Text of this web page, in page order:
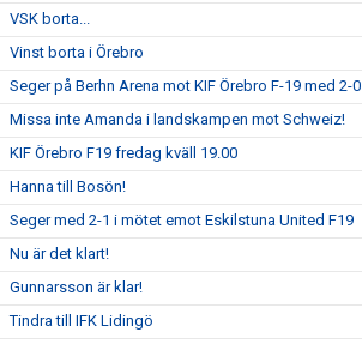
VSK borta...
Vinst borta i Örebro
Seger på Berhn Arena mot KIF Örebro F-19 med 2-0
Missa inte Amanda i landskampen mot Schweiz!
KIF Örebro F19 fredag kväll 19.00
Hanna till Bosön!
Seger med 2-1 i mötet emot Eskilstuna United F19
Nu är det klart!
Gunnarsson är klar!
Tindra till IFK Lidingö